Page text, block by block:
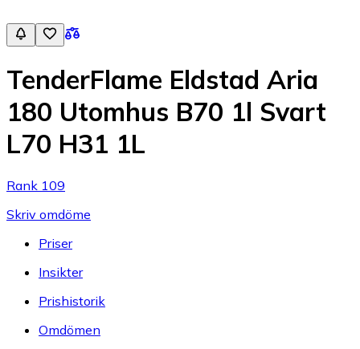
TenderFlame Eldstad Aria
180 Utomhus B70 1l Svart
L70 H31 1L
Rank 109
Skriv omdöme
Priser
Insikter
Prishistorik
Omdömen